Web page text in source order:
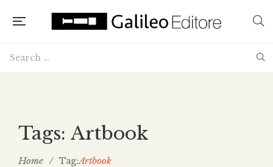
Tags: Artbook
Home / Tag:Artbook